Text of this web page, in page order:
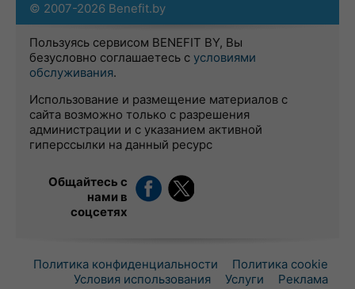
© 2007-2026 Benefit.by
Пользуясь сервисом BENEFIT BY, Вы
безусловно соглашаетесь с условиями
обслуживания.
Использование и размещение материалов с
сайта возможно только с разрешения
администрации и с указанием активной
гиперссылки на данный ресурс
Общайтесь с
нами в
соцсетях
Политика конфиденциальности
Политика cookie
Условия использования
Услуги
Реклама